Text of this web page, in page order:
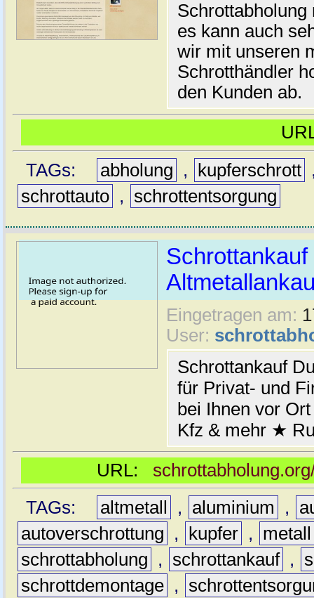
es kann auch
wir mit unseren
Schrotthändler
den Kunden ab.
TAGs:
abholung , kupferschrott
schrottauto , schrottentsorgung
Schrottankauf
Eingetragen am:
User:
Schrottankauf
für Privat- und
bei Ihnen vor
Kfz & mehr ★
URL:
TAGs:
altmetall , aluminium ,
autoverschrottung
, kupfer ,
metall
schrottabholung
, schrottankauf ,
schrottdemontage ,